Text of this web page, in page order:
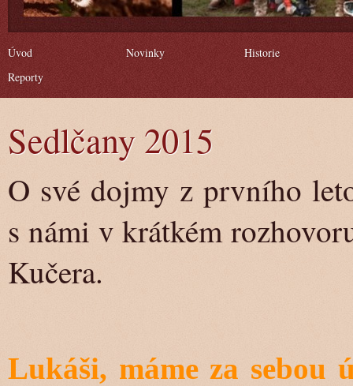
Úvod Novinky
Historie
Reporty
Sedlčany 2015
O své dojmy z prvního
s námi v krátkém
Kučera.
Lukáši, máme za sebou